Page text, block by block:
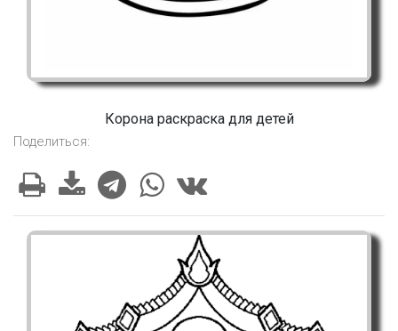
Корона раскраска для детей
Поделиться: